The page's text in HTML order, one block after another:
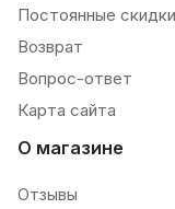
Постоянные скидки
Возврат
Вопрос-ответ
Карта сайта
О магазине
Отзывы